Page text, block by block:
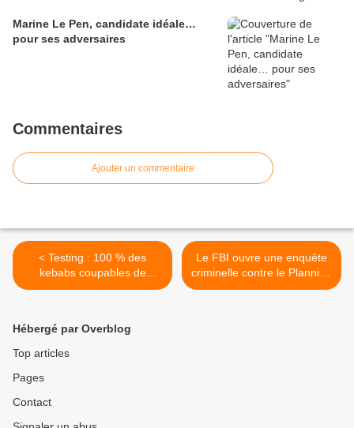
Marine Le Pen, candidate idéale…
pour ses adversaires
Commentaires
Ajouter un commentaire
< Testing : 100 % des
kebabs coupables de
discrimination envers les
Le FBI ouvre une enquête
criminelle contre le Planning
familial pour vente illégale
Hébergé par Overblog
Top articles
Pages
Contact